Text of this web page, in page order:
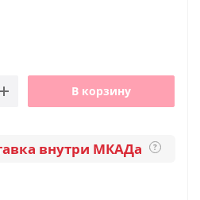
В корзину
внутри МКАДа ?